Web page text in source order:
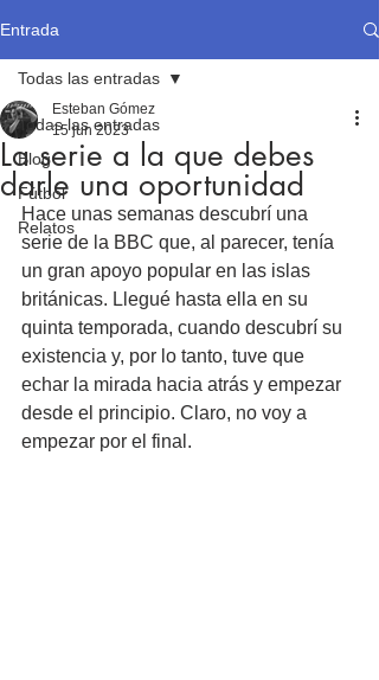
Entrada
Todas las entradas
Blog
Fútbol
Relatos
Todas las entradas
La serie a la que debes
darle una oportunidad
Esteban Gómez
15 jun 2023
Hace unas semanas descubrí una
serie de la BBC que, al parecer, tenía
un gran apoyo popular en las islas
británicas. Llegué hasta ella en su
quinta temporada, cuando descubrí su
existencia y, por lo tanto, tuve que
echar la mirada hacia atrás y empezar
desde el principio. Claro, no voy a
empezar por el final.